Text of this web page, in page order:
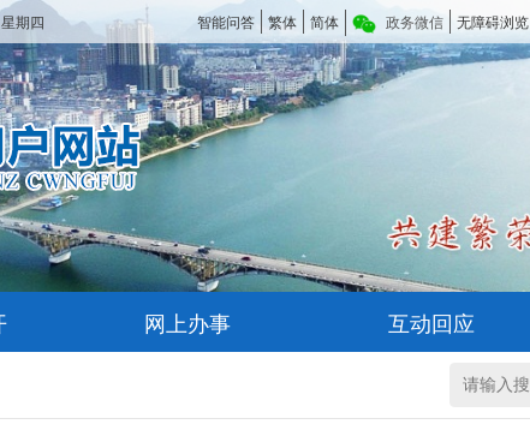
智能问答 繁体 简体 政务微信 无障碍浏览
期四
网上办事 互动回应